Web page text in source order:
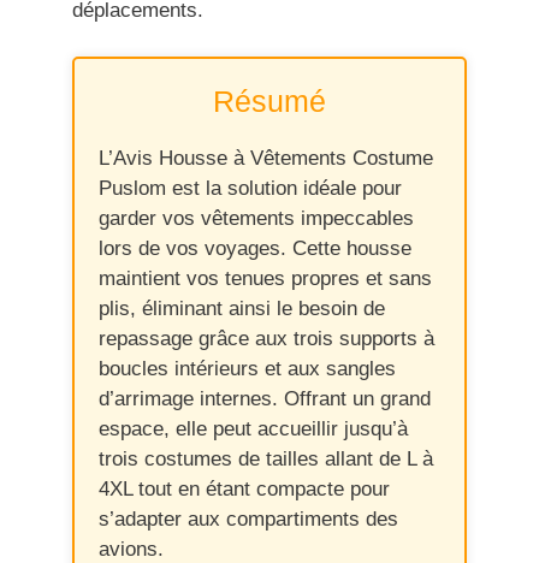
déplacements.
Résumé
L’Avis Housse à Vêtements Costume
Puslom est la solution idéale pour
garder vos vêtements impeccables
lors de vos voyages. Cette housse
maintient vos tenues propres et sans
plis, éliminant ainsi le besoin de
repassage grâce aux trois supports à
boucles intérieurs et aux sangles
d’arrimage internes. Offrant un grand
espace, elle peut accueillir jusqu’à
trois costumes de tailles allant de L à
4XL tout en étant compacte pour
s’adapter aux compartiments des
avions.